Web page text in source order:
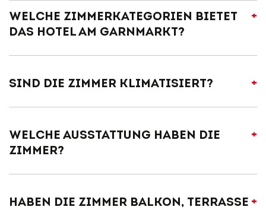
Welche Zimmerkategorien bietet
das Hotel am Garnmarkt?
Zimmerseite
Sind die Zimmer klimatisiert?
Welche Ausstattung haben die
Zimmer?
hochwertige Matratzen und Bettwäsche nach Öko-Tex-
Haben die Zimmer Balkon, Terrasse